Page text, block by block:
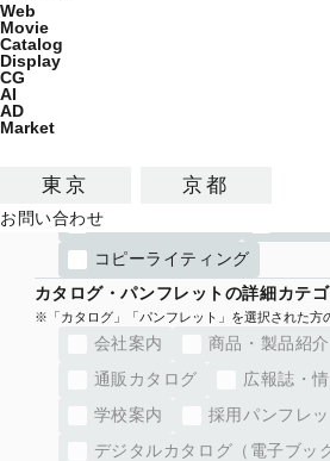
Web
Movie
Catalog
Display
CG
AI
AD
Market
東京 京都
お問い合わせ
制作サービス
ロゴ・イラスト
取説・マニュアル
コピーライティング
カタログ・パンフレットの詳細カテゴ
会社案内 商品・製品紹介
通販カタログ
広報誌・
学校案内
採用パンフレッ
デジタルカタログ（電子ブッ